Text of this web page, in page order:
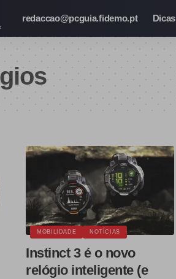
redaccao@pcguia.fidemo.pt Dicas
MOBILIDADE NOTÍCIAS
Instinct 3 é o novo
relógio inteligente (e